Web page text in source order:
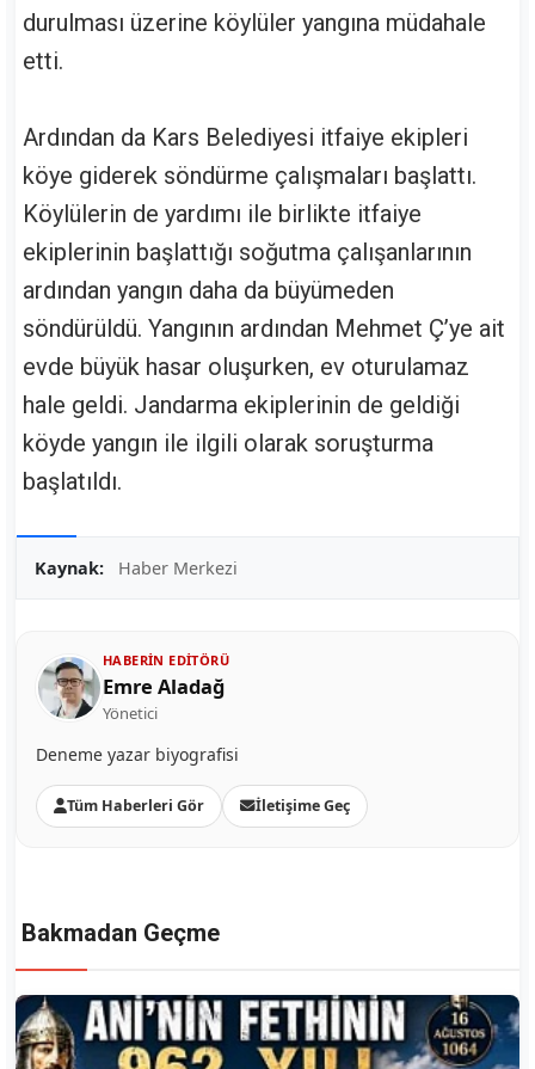
durulması üzerine köylüler yangına müdahale
etti.
Ardından da Kars Belediyesi itfaiye ekipleri
köye giderek söndürme çalışmaları başlattı.
Köylülerin de yardımı ile birlikte itfaiye
ekiplerinin başlattığı soğutma çalışanlarının
ardından yangın daha da büyümeden
söndürüldü. Yangının ardından Mehmet Ç’ye ait
evde büyük hasar oluşurken, ev oturulamaz
hale geldi. Jandarma ekiplerinin de geldiği
köyde yangın ile ilgili olarak soruşturma
başlatıldı.
Kaynak: Haber Merkezi
HABERIN EDITÖRÜ
Emre Aladağ
Yönetici
Deneme yazar biyografisi
Tüm Haberleri Gör İletişime Geç
Bakmadan Geçme